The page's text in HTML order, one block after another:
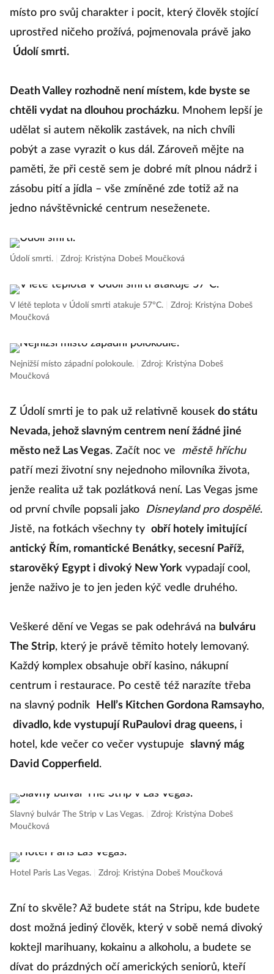
místo pro svůj charakter i pocit, který člověk stojící
uprostřed ničeho prožívá, pojmenovala právě jako
Údolí smrti.
Death Valley rozhodně není místem, kde byste se
chtěli vydat na dlouhou procházku. Mnohem lepší je
udělat si autem několik zastávek, na nich chvíli
pobýt a zase vyrazit o kus dál. Zároveň mějte na
paměti, že při cestě sem je dobré mít plnou nádrž i
zásobu pití a jídla – vše zmíněné zde totiž až na
jedno návštěvnické centrum neseženete.
Údolí smrti. Zdroj: Kristýna Dobeš Moučková
V létě teplota v Údolí smrti atakuje 57°C.
Zdroj: Kristýna Dobeš
Moučková
Nejnižší místo západní polokoule.
Zdroj: Kristýna Dobeš
Moučková
Z Údolí smrti je to pak už relativně kousek do státu
Nevada, jehož slavným centrem není žádné jiné
město než Las Vegas. Začít noc ve
městě hříchu
patří mezi životní sny nejednoho milovníka života,
jenže realita už tak pozlátková není. Las Vegas jsme
od první chvíle popsali jako
Disneyland pro dospělé.
Jistě, na fotkách všechny ty obří hotely imitující
antický Řím, romantické Benátky, secesní Paříž,
starověký Egypt i divoký New York vypadají cool,
jenže naživo je to jen jeden kýč vedle druhého.
Veškeré dění ve Vegas se pak odehrává na bulváru
The Strip, který je právě těmito hotely lemovaný.
Každý komplex obsahuje obří kasino, nákupní
centrum i restaurace. Po cestě též narazíte třeba
na slavný podnik
Hell’s Kitchen Gordona Ramsayho,
divadlo, kde vystupují RuPaulovi drag queens,i
hotel, kde večer co večer vystupuje
slavný mág
David Copperfield.
Slavný bulvár The Strip v Las Vegas.
Zdroj: Kristýna Dobeš
Moučková
Hotel Paris Las Vegas. Zdroj: Kristýna Dobeš Moučková
Zní to skvěle? Až budete stát na Stripu, kde budete
dost možná jediný člověk, který v sobě nemá divoký
koktejl marihuany, kokainu a alkoholu, a budete se
dívat do prázdných očí amerických seniorů, kteří